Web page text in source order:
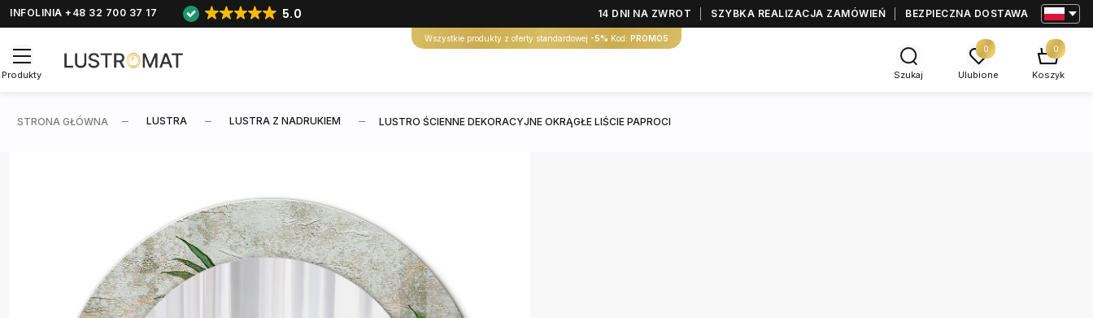
INFOLINIA +48 32 700 37 17 5.0 14 DNI NA ZWROT SZYBKA REALIZACJA ZAMÓWIEŃ BEZPIECZNA DOSTAWA
Wszystkie produkty z oferty standardowej -5% Kod: PROMO5
Produkty Szukaj
0
Ulubione
0
Koszyk
STRONA GŁÓWNA LUSTRA LUSTRA Z NADRUKIEM LUSTRO ŚCIENNE DEKORACYJNE OKRĄGŁE LIŚCIE PAPROCI